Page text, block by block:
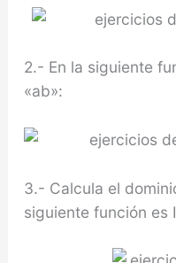
2.- En la siguiente
«ab»:
3.- Calcula el
siguiente función es